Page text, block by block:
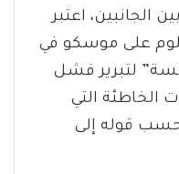
الجانبين، اعتبر
على موسكو في
لتبرير فشل
الخاطئة التي
قوله إلى